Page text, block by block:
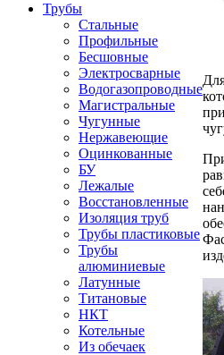
Трубы
Стальные
Профильные
Бесшовные
Электросварные
Водогазопроводные
Магистральные
Чугунные
Нержавеющие
Оцинкованные
БУ
Лежалые
Восстановленные
Изоляция труб
Трубы пластиковые
Трубы
алюминиевые
Латунные
Титановые
НКТ
Котельные
Из обечаек